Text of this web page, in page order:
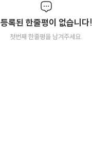
등록된 한줄평이 없습니다!
첫번째 한줄평을 남겨주세요.